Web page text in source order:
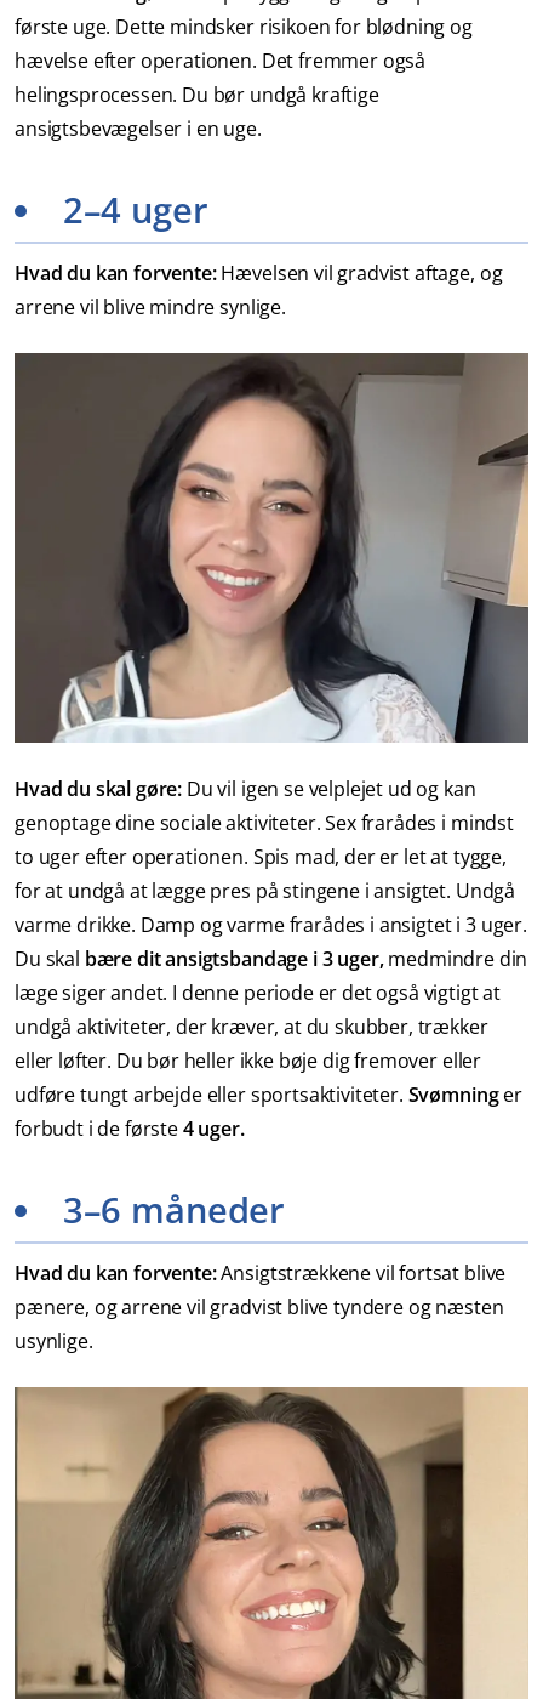
første uge. Dette mindsker risikoen for blødning og
hævelse efter operationen. Det fremmer også
helingsprocessen. Du bør undgå kraftige
ansigtsbevægelser i en uge.
2–4 uger
Hvad du kan forvente:Hævelsen vil gradvist aftage, og
arrene vil blive mindre synlige.
Hvad du skal gøre: Du vil igen se velplejet ud og kan
genoptage dine sociale aktiviteter. Sex frarådes i mindst
to uger efter operationen. Spis mad, der er let at tygge,
for at undgå at lægge pres på stingene i ansigtet. Undgå
varme drikke. Damp og varme frarådes i ansigtet i 3 uger.
Du skal bære dit ansigtsbandage i 3 uger,medmindre din
læge siger andet. I denne periode er det også vigtigt at
undgå aktiviteter, der kræver, at du skubber, trækker
eller løfter. Du bør heller ikke bøje dig fremover eller
udføre tungt arbejde eller sportsaktiviteter. Svømninger
forbudt i de første4 uger.
3–6 måneder
Hvad du kan forvente:Ansigtstrækkene vil fortsat blive
pænere, og arrene vil gradvist blive tyndere og næsten
usynlige.